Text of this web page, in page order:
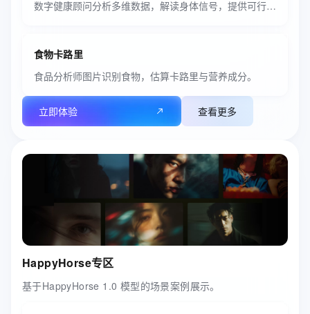
数字健康顾问分析多维数据，解读身体信号，提供可行生活建议。
食物卡路里
食品分析师图片识别食物，估算卡路里与营养成分。
立即体验 查看更多
HappyHorse专区
基于HappyHorse 1.0 模型的场景案例展示。